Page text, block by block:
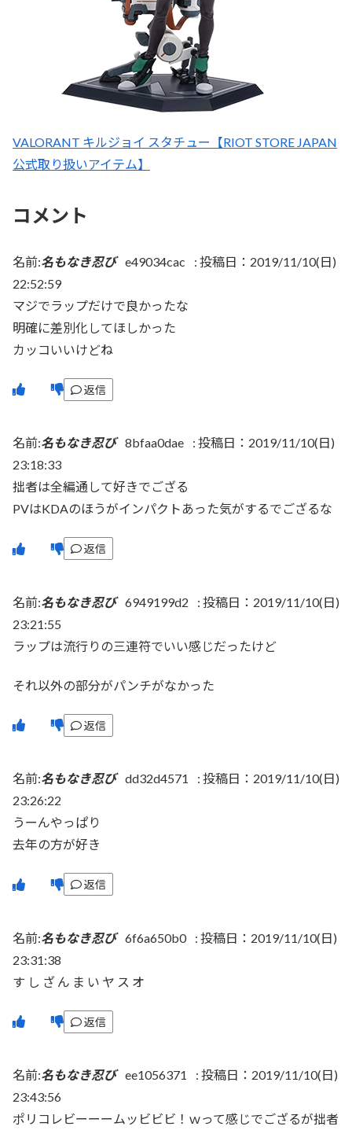
VALORANT キルジョイ スタチュー【RIOT STORE JAPAN
公式取り扱いアイテム】
コメント
名前:名もなき忍び e49034cac : 投稿日：2019/11/10(日)
22:52:59
マジでラップだけで良かったな
明確に差別化してほしかった
カッコいいけどね
返信
名前:名もなき忍び 8bfaa0dae : 投稿日：2019/11/10(日)
23:18:33
拙者は全編通して好きでござる
PVはKDAのほうがインパクトあった気がするでござるな
返信
名前:名もなき忍び 6949199d2 : 投稿日：2019/11/10(日)
23:21:55
ラップは流行りの三連符でいい感じだったけど
それ以外の部分がパンチがなかった
返信
名前:名もなき忍び dd32d4571 : 投稿日：2019/11/10(日)
23:26:22
うーんやっぱり
去年の方が好き
返信
名前:名もなき忍び 6f6a650b0 : 投稿日：2019/11/10(日)
23:31:38
す し ざ ん ま い ヤ ス オ
返信
名前:名もなき忍び ee1056371 : 投稿日：2019/11/10(日)
23:43:56
ポリコレビーーームッビビビ！ｗって感じでござるが拙者